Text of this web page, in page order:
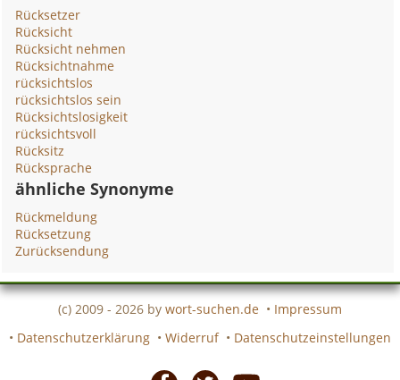
Rücksetzer
Rücksicht
Rücksicht nehmen
Rücksichtnahme
rücksichtslos
rücksichtslos sein
Rücksichtslosigkeit
rücksichtsvoll
Rücksitz
Rücksprache
ähnliche Synonyme
Rückmeldung
Rücksetzung
Zurücksendung
(c) 2009 - 2026 by wort-suchen.de • Impressum
• Datenschutzerklärung • Widerruf • Datenschutzeinstellungen